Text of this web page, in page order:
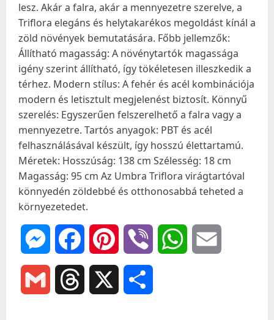
lesz. Akár a falra, akár a mennyezetre szerelve, a
Triflora elegáns és helytakarékos megoldást kínál a
zöld növények bemutatására. Főbb jellemzők:
Állítható magasság: A növénytartók magassága
igény szerint állítható, így tökéletesen illeszkedik a
térhez. Modern stílus: A fehér és acél kombinációja
modern és letisztult megjelenést biztosít. Könnyű
szerelés: Egyszerűen felszerelhető a falra vagy a
mennyezetre. Tartós anyagok: PBT és acél
felhasználásával készült, így hosszú élettartamú.
Méretek: Hosszúság: 138 cm Szélesség: 18 cm
Magasság: 95 cm Az Umbra Triflora virágtartóval
könnyedén zöldebbé és otthonosabbá teheted a
környezetedet.
MessengerFacebookPinterest Viber WhatsApp
Gmail Threads